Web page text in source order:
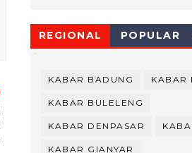
REGIONAL POPULAR
KABAR BADUNG KABAR
KABAR BULELENG
KABAR DENPASAR
KABAR GIANYAR